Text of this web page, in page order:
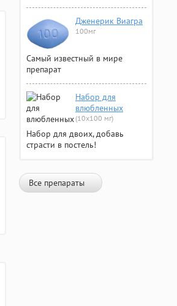
Дженерик Виагра
100мг
Самый известный в мире
препарат
Набор для
влюбленных
(10х100 мг)
Набор для двоих, добавь
страсти в постель!
Все препараты